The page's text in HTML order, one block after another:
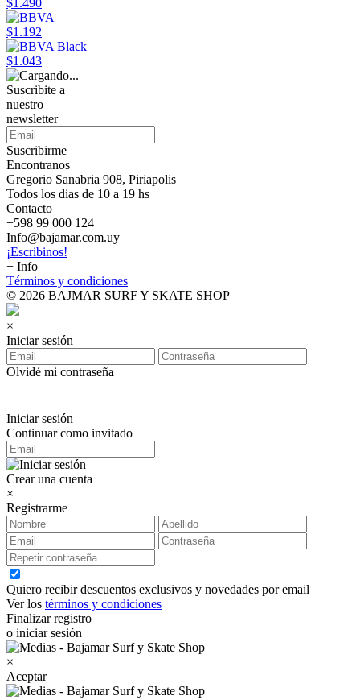
$1.192
$1.043
Suscribite a
nuestro
newsletter
Suscribirme
Encontranos
Gregorio Sanabria 908, Piriapolis
Todos los dias de 10 a 19 hs
Contacto
+598 99 000 124
Info@bajamar.com.uy
¡Escribinos!
+ Info
Términos y condiciones
© 2026 BAJMAR SURF Y SKATE SHOP
×
Iniciar sesión
Olvidé mi contraseña
Iniciar sesión
Continuar como invitado
Crear una cuenta
×
Registrarme
Quiero recibir descuentos exclusivos y novedades por email
Ver los términos y condiciones
Finalizar registro
o iniciar sesión
×
Aceptar